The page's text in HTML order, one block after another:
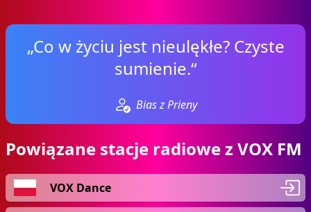
„Co w życiu jest nieulękłe? Czyste
sumienie.“
Bias z Prieny
Powiązane stacje radiowe z VOX FM
VOX Dance